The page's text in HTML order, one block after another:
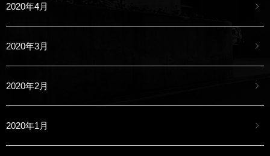
2020年4月
2020年3月
2020年2月
2020年1月